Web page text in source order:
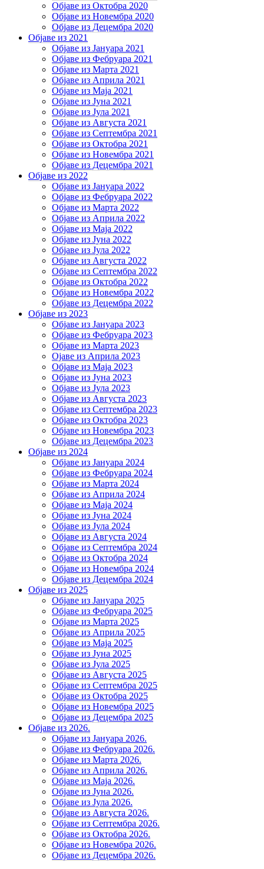
Објаве из Октобра 2020
Објаве из Новембра 2020
Објаве из Децембра 2020
Објаве из 2021
Објаве из Јануара 2021
Објаве из Фебруара 2021
Објаве из Марта 2021
Објаве из Априла 2021
Објаве из Маја 2021
Објаве из Јуна 2021
Објаве из Јула 2021
Објаве из Августа 2021
Објаве из Септембра 2021
Објаве из Октобра 2021
Објаве из Новембра 2021
Објаве из Децембра 2021
Објаве из 2022
Објаве из Јануара 2022
Објаве из Фебруара 2022
Објаве из Марта 2022
Објаве из Априла 2022
Објаве из Маја 2022
Објаве из Јуна 2022
Објаве из Јула 2022
Објаве из Августа 2022
Објаве из Септембра 2022
Објаве из Октобра 2022
Објаве из Новембра 2022
Објаве из Децембра 2022
Објаве из 2023
Објаве из Јануара 2023
Објаве из Фебруара 2023
Објаве из Марта 2023
Ојаве из Априла 2023
Објаве из Маја 2023
Објаве из Јуна 2023
Објаве из Јула 2023
Објаве из Августа 2023
Објаве из Септембра 2023
Објаве из Октобра 2023
Објаве из Новембра 2023
Објаве из Децембра 2023
Објаве из 2024
Објаве из Јануара 2024
Објаве из Фебруара 2024
Објаве из Марта 2024
Објаве из Априла 2024
Објаве из Маја 2024
Објаве из Јуна 2024
Објаве из Јула 2024
Објаве из Августа 2024
Објаве из Септембра 2024
Објаве из Октобра 2024
Објаве из Новембра 2024
Објаве из Децембра 2024
Објаве из 2025
Објаве из Јануара 2025
Објаве из Фебруара 2025
Објаве из Марта 2025
Објаве из Априла 2025
Објаве из Маја 2025
Објаве из Јуна 2025
Објаве из Јула 2025
Објаве из Августа 2025
Објаве из Септембра 2025
Објаве из Октобра 2025
Објаве из Новембра 2025
Објаве из Децембра 2025
Објаве из 2026.
Објаве из Јануара 2026.
Објаве из Фебруара 2026.
Објаве из Марта 2026.
Објаве из Априла 2026.
Објаве из Маја 2026.
Објаве из Јуна 2026.
Објаве из Јула 2026.
Објаве из Августа 2026.
Објаве из Септембра 2026.
Објаве из Октобра 2026.
Објаве из Новембра 2026.
Објаве из Децембра 2026.